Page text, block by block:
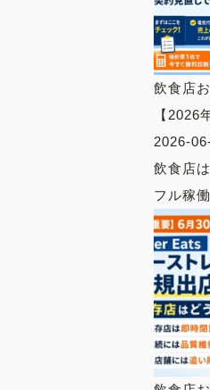
飲食店
【
2026-
飲食店
フル稼